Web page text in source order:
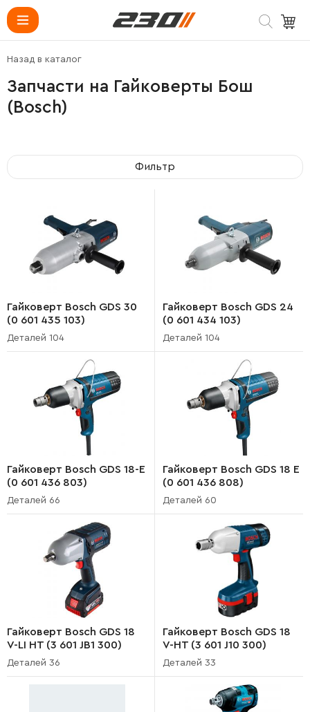
Запчасти на Гайковерты Бош
(Bosch)
Назад в каталог
Фильтр
Гайковерт Bosch GDS 30
(0 601 435 103)
Деталей 104
Гайковерт Bosch GDS 24
(0 601 434 103)
Деталей 104
Гайковерт Bosch GDS 18-E
(0 601 436 803)
Деталей 66
Гайковерт Bosch GDS 18 E
(0 601 436 808)
Деталей 60
Гайковерт Bosch GDS 18
V-LI HT (3 601 JB1 300)
Деталей 36
Гайковерт Bosch GDS 18
V-HT (3 601 J10 300)
Деталей 33